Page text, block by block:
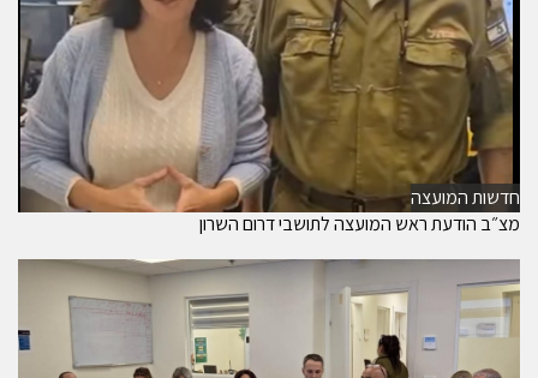
חדשות המועצה
מצ״ב הודעת ראש המועצה לתושבי דרום השרון